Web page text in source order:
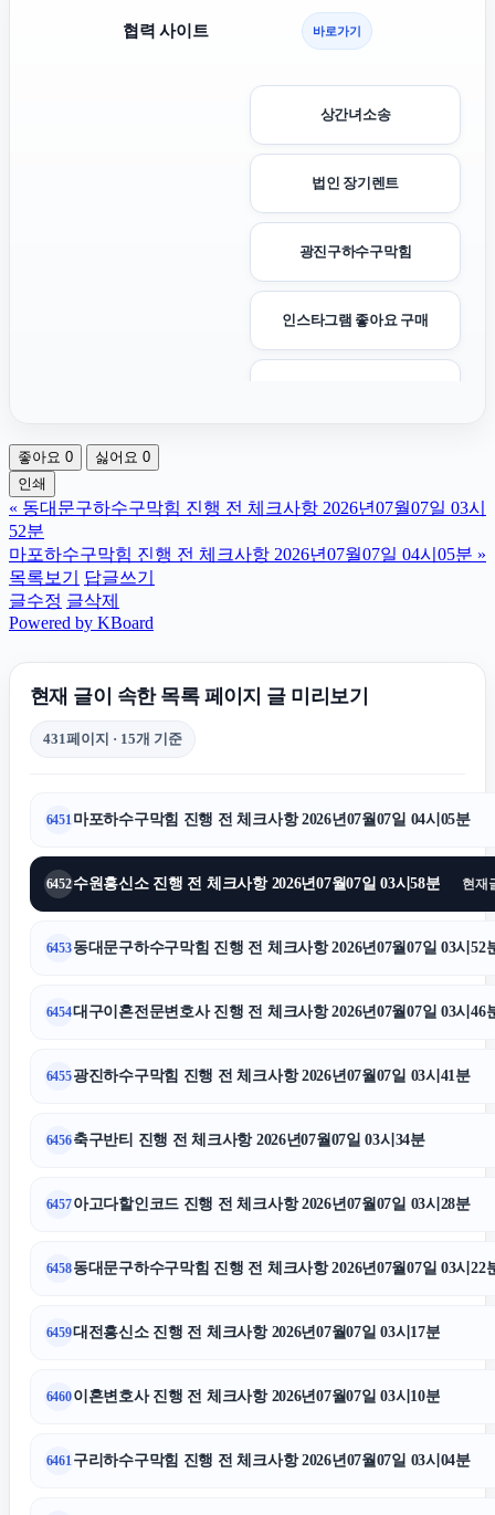
협력 사이트 바로가기
상간녀소송
법인 장기렌트
광진구하수구막힘
인스타그램 좋아요 구매
네이버 검색광고
수원흥신소
소액결제
노원하수구막힘
영등포구하수구막힘
강남성범죄전문변호사
주택담보대출한도
좋아요 0 싫어요 0
인쇄
« 동대문구하수구막힘 진행 전 체크사항 2026년07월07일 03시
52분
마포하수구막힘 진행 전 체크사항 2026년07월07일 04시05분 »
목록보기
답글쓰기
글수정 글삭제
Powered by KBoard
현재 글이 속한 목록 페이지 글 미리보기
431페이지 · 15개 기준
6451 마포하수구막힘 진행 전 체크사항 2026년07월07일 04시05분
6452수원흥신소 진행 전 체크사항 2026년07월07일 03시58분 현재
6453동대문구하수구막힘 진행 전 체크사항 2026년07월07일 03시52
6454대구이혼전문변호사 진행 전 체크사항 2026년07월07일 03시46
6455광진하수구막힘 진행 전 체크사항 2026년07월07일 03시41분
6456축구반티 진행 전 체크사항 2026년07월07일 03시34분
6457아고다할인코드 진행 전 체크사항 2026년07월07일 03시28분
6458동대문구하수구막힘 진행 전 체크사항 2026년07월07일 03시22
6459대전흥신소 진행 전 체크사항 2026년07월07일 03시17분
6460이혼변호사 진행 전 체크사항 2026년07월07일 03시10분
6461 구리하수구막힘 진행 전 체크사항 2026년07월07일 03시04분